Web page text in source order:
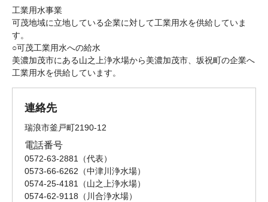
工業用水事業
可茂地域に立地している企業に対して工業用水を供給していま
す。
○可茂工業用水への給水
美濃加茂市にある山之上浄水場から美濃加茂市、坂祝町の企業へ
工業用水を供給しています。
連絡先
瑞浪市釜戸町2190-12
電話番号
0572-63-2881
代表
0573-66-6262
中津川浄水場
0574-25-4181
山之上浄水場
0574-62-9118
川合浄水場